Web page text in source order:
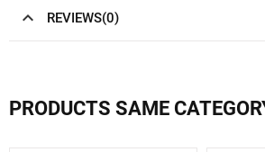
REVIEWS(0)
PRODUCTS SAME